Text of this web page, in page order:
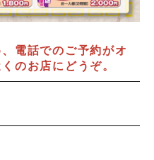
電話でのご予約がオ
のお店にどうぞ。